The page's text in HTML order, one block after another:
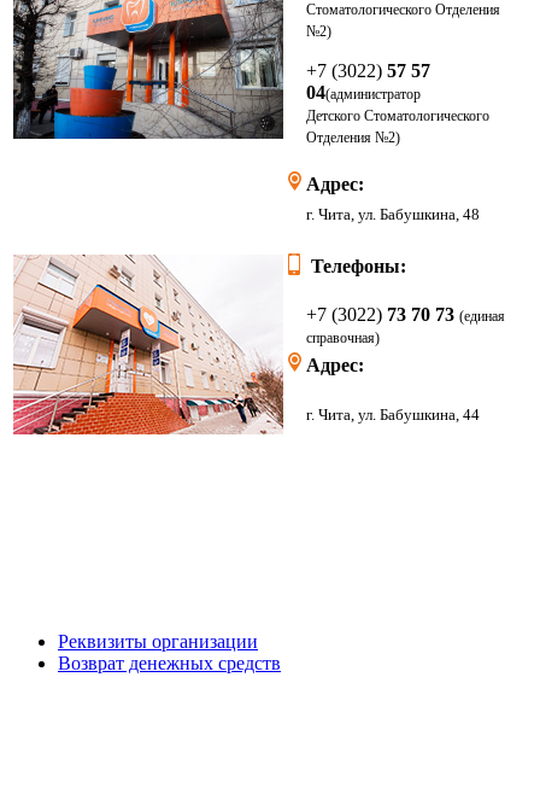
Стоматологического Отделения
№2)
+7 (3022) 57 57
04(администратор
Детского Стоматологического
Отделения №2)
Адрес:
г. Чита, ул. Бабушкина, 48
Телефоны:
+7 (3022) 73 70 73 (единая
справочная)
Адрес:
г. Чита, ул. Бабушкина, 44
Реквизиты организации
Возврат денежных средств